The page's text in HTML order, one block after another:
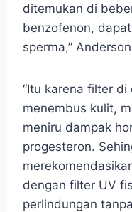
ditemukan di
benzofenon,
sperma,”
“Itu karena filter
menembus kulit,
meniru dampak
progesteron.
dengan filter UV
perlindungan